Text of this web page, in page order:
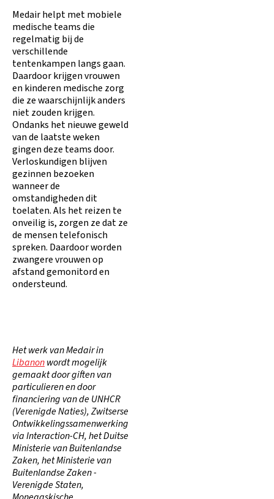
Medair helpt met mobiele
medische teams die
regelmatig bij de
verschillende
tentenkampen langs gaan.
Daardoor krijgen vrouwen
en kinderen medische zorg
die ze waarschijnlijk anders
niet zouden krijgen.
Ondanks het nieuwe geweld
van de laatste weken
gingen deze teams door.
Verloskundigen blijven
gezinnen bezoeken
wanneer de
omstandigheden dit
toelaten. Als het reizen te
onveilig is, zorgen ze dat ze
de mensen telefonisch
spreken. Daardoor worden
zwangere vrouwen op
afstand gemonitord en
ondersteund.
Het werk van Medair in
Libanonwordt mogelijk
gemaakt door giften van
particulieren en door
financiering van de UNHCR
(Verenigde Naties), Zwitserse
Ontwikkelingssamenwerking
via Interaction-CH, het Duitse
Ministerie van Buitenlandse
Zaken, het Ministerie van
Buitenlandse Zaken -
Verenigde Staten,